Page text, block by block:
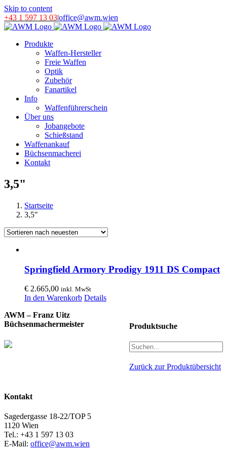
Skip to content
+43 1 597 13 03|office@awm.wien
Produkte
Waffen-Hersteller
Freie Waffen
Optik
Zubehör
Fanartikel
Info
Waffenführerschein
Über uns
Jobangebote
Schießstand
Waffenankauf
Büchsenmacherei
Kontakt
3,5"
Startseite
3,5"
Springfield Armory Prodigy 1911 DS Compact
€ 2.665,00 inkl. MwSt
In den Warenkorb Details
Produktsuche
Zurück zur Produktübersicht
AWM – Franz Uitz
Büchsenmachermeister
Kontakt
Sagedergasse 18-22/TOP 5
1120 Wien
Tel.: +43 1 597 13 03
E-Mail: office@awm.wien